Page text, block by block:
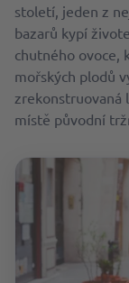
století, jeden z
bazarů kypí
chutného ovoce,
mořských plodů
zrekonstruovaná
místě původní